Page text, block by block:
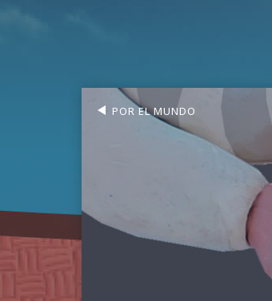
POR EL MUNDO